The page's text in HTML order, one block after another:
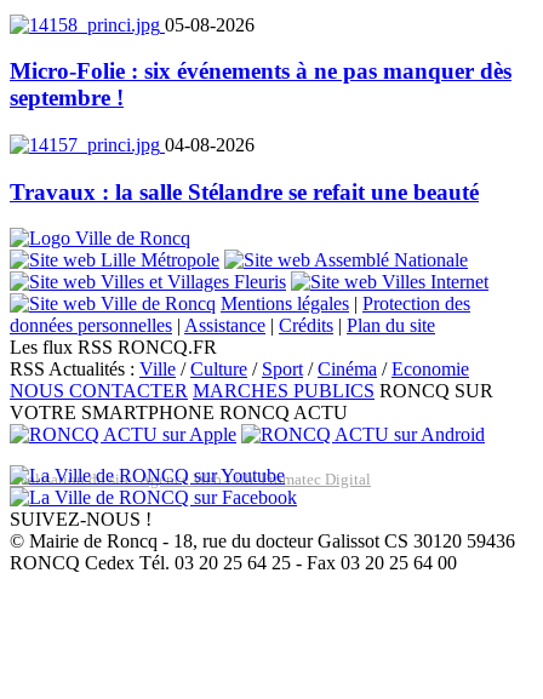
05-08-2026
Micro-Folie : six événements à ne pas manquer dès
septembre !
04-08-2026
Travaux : la salle Stélandre se refait une beauté
Mentions légales | Protection des
données personnelles | Assistance | Crédits | Plan du site
Les flux RSS RONCQ.FR
RSS Actualités : Ville /Culture / Sport/Cinéma /Economie
NOUS CONTACTER MARCHES PUBLICS RONCQ SUR
VOTRE SMARTPHONE RONCQ ACTU
Réalisation du site: Agence Web Lille Promatec Digital
SUIVEZ-NOUS !
© Mairie de Roncq - 18, rue du docteur Galissot CS 30120 59436
RONCQ Cedex Tél. 03 20 25 64 25 - Fax 03 20 25 64 00